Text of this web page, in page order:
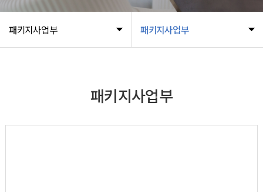
패키지사업부 패키지사업부
패키지사업부